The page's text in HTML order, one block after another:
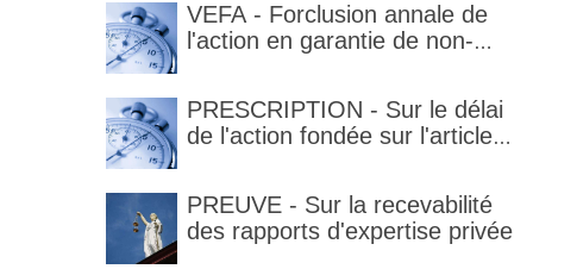
VEFA - Forclusion annale de
l'action en garantie de non-
PRESCRIPTION - Sur le délai
de l'action fondée sur l'article
PREUVE - Sur la recevabilité
des rapports d'expertise privée